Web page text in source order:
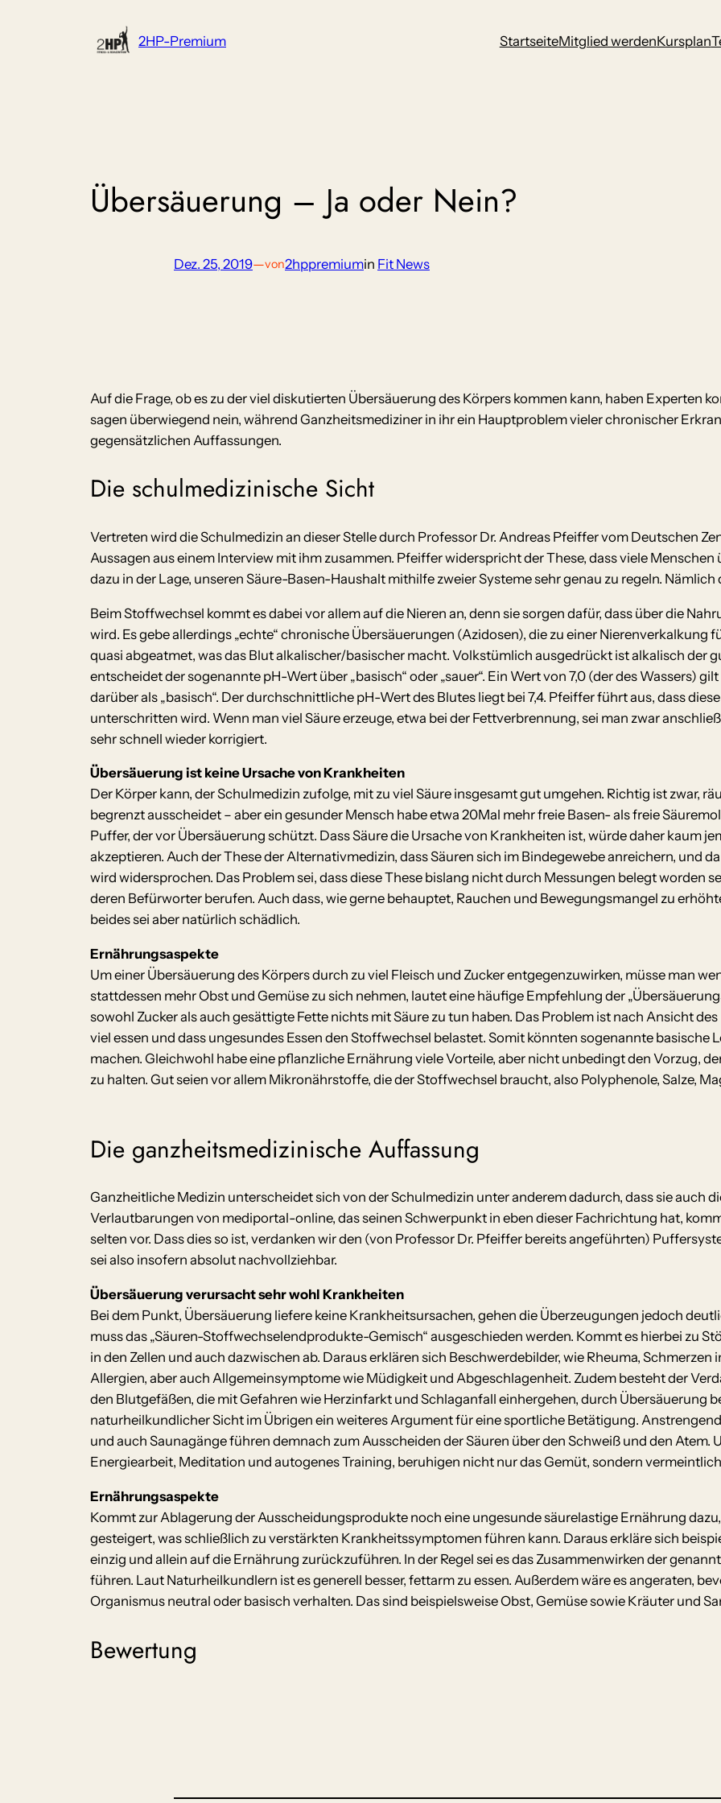
2HP-Premium StartseiteMitglied werdenKursplan
Übersäuerung – Ja oder Nein?
Dez. 25, 2019—von2hppremiumin Fit News
Auf die Frage, ob es zu der viel diskutierten Übersäuerung des Körpers kommen kann, haben Experten
sagen überwiegend nein, während Ganzheitsmediziner in ihr ein Hauptproblem vieler chronischer
gegensätzlichen Auffassungen.
Die schulmedizinische Sicht
Vertreten wird die Schulmedizin an dieser Stelle durch Professor Dr. Andreas Pfeiffer vom Deutschen
Aussagen aus einem Interview mit ihm zusammen. Pfeiffer widerspricht der These, dass viele
dazu in der Lage, unseren Säure-Basen-Haushalt mithilfe zweier Systeme sehr genau zu regeln.
Beim Stoffwechsel kommt es dabei vor allem auf die Nieren an, denn sie sorgen dafür, dass über die
wird. Es gebe allerdings „echte“ chronische Übersäuerungen (Azidosen), die zu einer Nierenverkalkung
quasi abgeatmet, was das Blut alkalischer/basischer macht. Volkstümlich ausgedrückt ist alkalisch der
entscheidet der sogenannte pH-Wert über „basisch“ oder „sauer“. Ein Wert von 7,0 (der des Wassers)
darüber als „basisch“. Der durchschnittliche pH-Wert des Blutes liegt bei 7,4. Pfeiffer führt aus, dass
unterschritten wird. Wenn man viel Säure erzeuge, etwa bei der Fettverbrennung, sei man zwar
sehr schnell wieder korrigiert.
Übersäuerung ist keine Ursache von Krankheiten
Der Körper kann, der Schulmedizin zufolge, mit zu viel Säure insgesamt gut umgehen. Richtig ist zwar,
begrenzt ausscheidet – aber ein gesunder Mensch habe etwa 20Mal mehr freie Basen- als freie
Puffer, der vor Übersäuerung schützt. Dass Säure die Ursache von Krankheiten ist, würde daher kaum
akzeptieren. Auch der These der Alternativmedizin, dass Säuren sich im Bindegewebe anreichern, und
wird widersprochen. Das Problem sei, dass diese These bislang nicht durch Messungen belegt worden
deren Befürworter berufen. Auch dass, wie gerne behauptet, Rauchen und Bewegungsmangel zu
beides sei aber natürlich schädlich.
Ernährungsaspekte
Um einer Übersäuerung des Körpers durch zu viel Fleisch und Zucker entgegenzuwirken, müsse man
stattdessen mehr Obst und Gemüse zu sich nehmen, lautet eine häufige Empfehlung der
sowohl Zucker als auch gesättigte Fette nichts mit Säure zu tun haben. Das Problem ist nach Ansicht
viel essen und dass ungesundes Essen den Stoffwechsel belastet. Somit könnten sogenannte basische
machen. Gleichwohl habe eine pflanzliche Ernährung viele Vorteile, aber nicht unbedingt den Vorzug,
zu halten. Gut seien vor allem Mikronährstoffe, die der Stoffwechsel braucht, also Polyphenole, Salze,
Die ganzheitsmedizinische Auffassung
Ganzheitliche Medizin unterscheidet sich von der Schulmedizin unter anderem dadurch, dass sie auch
Verlautbarungen von mediportal-online, das seinen Schwerpunkt in eben dieser Fachrichtung hat,
selten vor. Dass dies so ist, verdanken wir den (von Professor Dr. Pfeiffer bereits angeführten)
sei also insofern absolut nachvollziehbar.
Übersäuerung verursacht sehr wohl Krankheiten
Bei dem Punkt, Übersäuerung liefere keine Krankheitsursachen, gehen die Überzeugungen jedoch
muss das „Säuren-Stoffwechselendprodukte-Gemisch“ ausgeschieden werden. Kommt es hierbei zu
in den Zellen und auch dazwischen ab. Daraus erklären sich Beschwerdebilder, wie Rheuma,
Allergien, aber auch Allgemeinsymptome wie Müdigkeit und Abgeschlagenheit. Zudem besteht der
den Blutgefäßen, die mit Gefahren wie Herzinfarkt und Schlaganfall einhergehen, durch Übersäuerung
naturheilkundlicher Sicht im Übrigen ein weiteres Argument für eine sportliche Betätigung.
und auch Saunagänge führen demnach zum Ausscheiden der Säuren über den Schweiß und den
Energiearbeit, Meditation und autogenes Training, beruhigen nicht nur das Gemüt, sondern
Ernährungsaspekte
Kommt zur Ablagerung der Ausscheidungsprodukte noch eine ungesunde säurelastige Ernährung
gesteigert, was schließlich zu verstärkten Krankheitssymptomen führen kann. Daraus erkläre sich
einzig und allein auf die Ernährung zurückzuführen. In der Regel sei es das Zusammenwirken der
führen. Laut Naturheilkundlern ist es generell besser, fettarm zu essen. Außerdem wäre es angeraten,
Organismus neutral oder basisch verhalten. Das sind beispielsweise Obst, Gemüse sowie Kräuter und
Bewertung